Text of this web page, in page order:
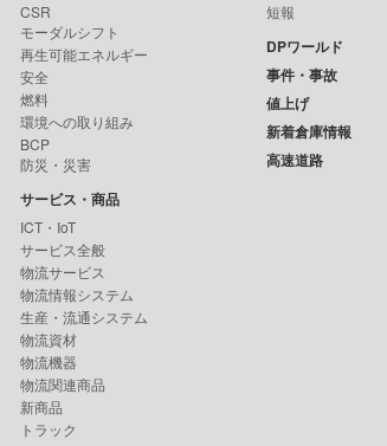
CSR
モーダルシフト
再生可能エネルギー
安全
燃料
環境への取り組み
BCP
防災・災害
サービス・商品
ICT・IoT
サービス全般
物流サービス
物流情報システム
生産・流通システム
物流資材
物流機器
物流関連商品
新商品
トラック
短報
DPワールド
事件・事故
値上げ
新着倉庫情報
高速道路